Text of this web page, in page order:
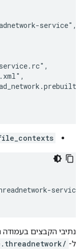
service",
נתיבי הקבצים
ל-